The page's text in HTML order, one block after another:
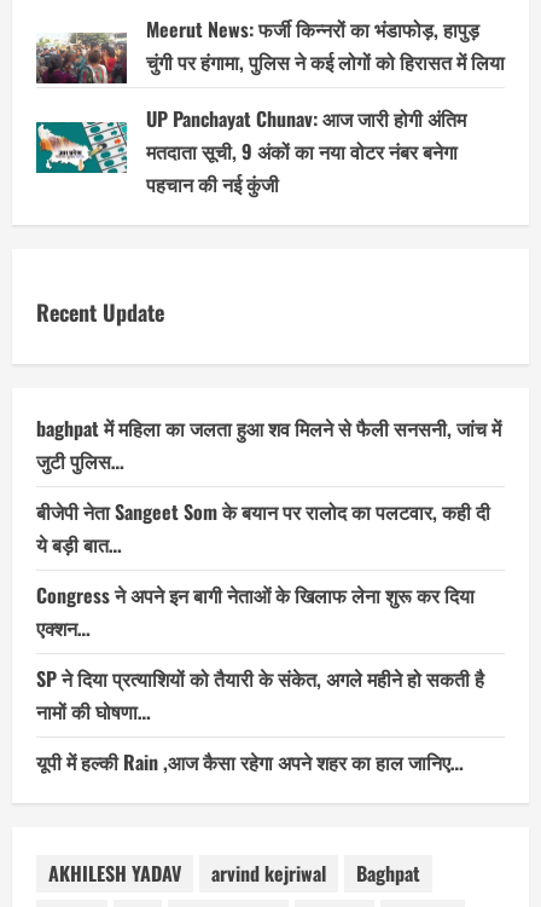
Meerut News: फर्जी किन्नरों का भंडाफोड़, हापुड़
चुंगी पर हंगामा, पुलिस ने कई लोगों को हिरासत में लिया
UP Panchayat Chunav: आज जारी होगी अंतिम
मतदाता सूची, 9 अंकों का नया वोटर नंबर बनेगा
पहचान की नई कुंजी
Recent Update
baghpat में महिला का जलता हुआ शव मिलने से फैली सनसनी, जांच में
जुटी पुलिस…
बीजेपी नेता Sangeet Som के बयान पर रालोद का पलटवार, कही दी
ये बड़ी बात…
Congress ने अपने इन बागी नेताओं के खिलाफ लेना शुरू कर दिया
एक्शन…
SP ने दिया प्रत्याशियों को तैयारी के संकेत, अगले महीने हो सकती है
नामों की घोषणा…
यूपी में हल्की Rain ,आज कैसा रहेगा अपने शहर का हाल जानिए…
AKHILESH YADAV arvind kejriwal
Baghpat